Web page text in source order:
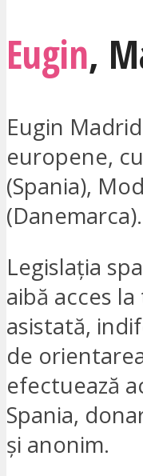
Eugin,
Eugin
europene,
(Spania),
(Danemarca).
Legislația
aibă acces
asistată,
de
efectuează
Spania,
și anonim.